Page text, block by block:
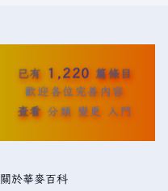
已有 1,220 篇條目
歡迎各位完善內容
查看 分類 變更 入門
關於華麥百科